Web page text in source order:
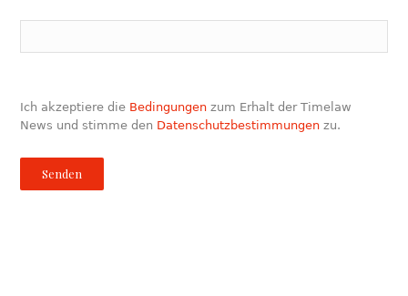
Ich akzeptiere die Bedingungen zum Erhalt der Timelaw
News und stimme den Datenschutzbestimmungen zu.